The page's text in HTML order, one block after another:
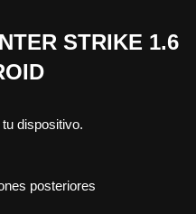
STRIKE 1.6
dispositivo.
posteriores